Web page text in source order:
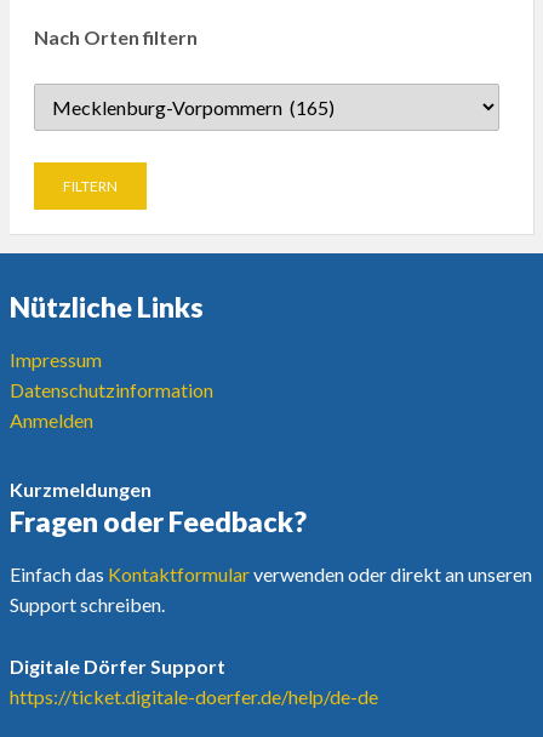
Nach Orten filtern
Nützliche Links
Impressum
Datenschutzinformation
Anmelden
Kurzmeldungen
Fragen oder Feedback?
Einfach das Kontaktformularverwenden oder direkt an unseren
Support schreiben.
Digitale Dörfer Support
https://ticket.digitale-doerfer.de/help/de-de